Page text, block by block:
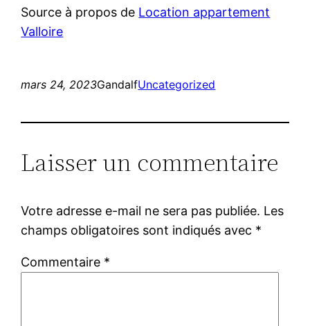
Source à propos de Location appartement
Valloire
mars 24, 2023GandalfUncategorized
Laisser un commentaire
Votre adresse e-mail ne sera pas publiée. Les
champs obligatoires sont indiqués avec *
Commentaire *